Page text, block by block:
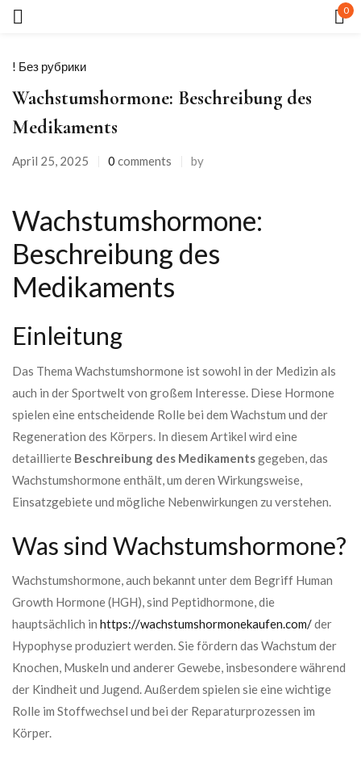
0
! Без рубрики
Wachstumshormone: Beschreibung des
Medikaments
April 25, 2025 0 comments by
Wachstumshormone:
Beschreibung des
Medikaments
Einleitung
Das Thema Wachstumshormone ist sowohl in der Medizin als
auch in der Sportwelt von großem Interesse. Diese Hormone
spielen eine entscheidende Rolle bei dem Wachstum und der
Regeneration des Körpers. In diesem Artikel wird eine
detaillierte Beschreibung des Medikamentsgegeben, das
Wachstumshormone enthält, um deren Wirkungsweise,
Einsatzgebiete und mögliche Nebenwirkungen zu verstehen.
Was sind Wachstumshormone?
Wachstumshormone, auch bekannt unter dem Begriff Human
Growth Hormone (HGH), sind Peptidhormone, die
hauptsächlich in https://wachstumshormonekaufen.com/der
Hypophyse produziert werden. Sie fördern das Wachstum der
Knochen, Muskeln und anderer Gewebe, insbesondere während
der Kindheit und Jugend. Außerdem spielen sie eine wichtige
Rolle im Stoffwechsel und bei der Reparaturprozessen im
Körper.
CREATE AN ACCOUNT